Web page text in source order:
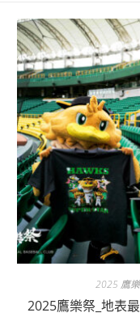
2025 鷹
2025鷹樂祭_地表